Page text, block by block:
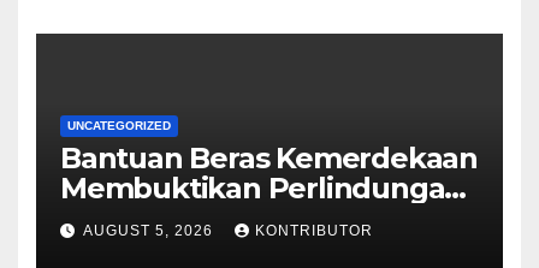
UNCATEGORIZED
Bantuan Beras Kemerdekaan
Membuktikan Perlindungan
Sosial Berjalan sampai ke
Rumah Rakyat
AUGUST 5, 2026 KONTRIBUTOR